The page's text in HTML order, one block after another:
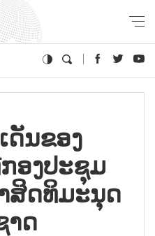
ນຂອງ
ອງປະຊຸມ
ສິດທິມະນຸດ
າດ